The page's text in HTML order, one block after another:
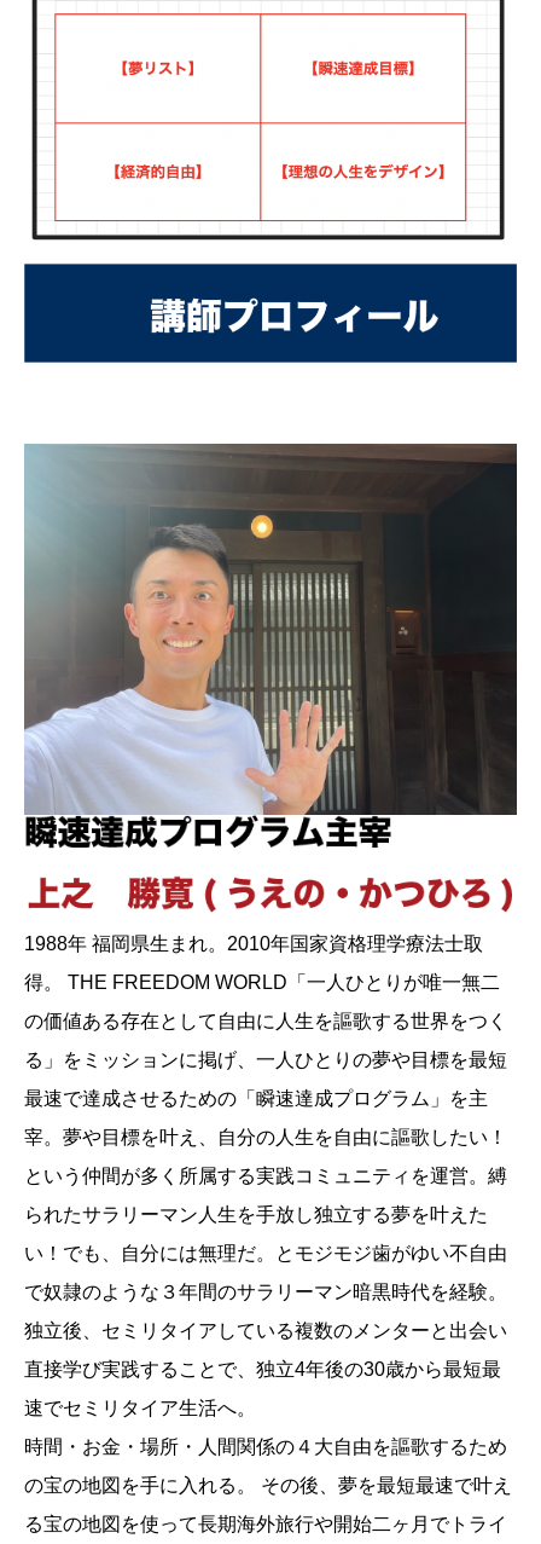
1988年 福岡県生まれ。2010年国家資格理学療法士取
得。 THE FREEDOM WORLD「一人ひとりが唯一無二
の価値ある存在として自由に人生を謳歌する世界をつく
る」をミッションに掲げ、一人ひとりの夢や目標を最短
最速で達成させるための「瞬速達成プログラム」を主
宰。夢や目標を叶え、自分の人生を自由に謳歌したい！
という仲間が多く所属する実践コミュニティを運営。縛
られたサラリーマン人生を手放し独立する夢を叶えた
い！でも、自分には無理だ。とモジモジ歯がゆい不自由
で奴隷のような３年間のサラリーマン暗黒時代を経験。
独立後、セミリタイアしている複数のメンターと出会い
直接学び実践することで、独立4年後の30歳から最短最
速でセミリタイア生活へ。
時間・お金・場所・人間関係の４大自由を謳歌するため
の宝の地図を手に入れる。 その後、夢を最短最速で叶え
る宝の地図を使って長期海外旅行や開始二ヶ月でトライ